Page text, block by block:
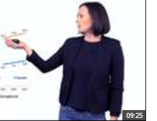
09:25